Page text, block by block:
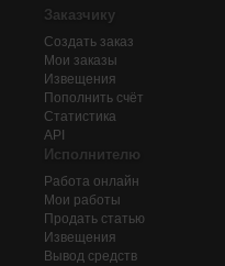
Заказчику
Создать заказ
Мои заказы
Извещения
Пополнить счёт
Статистика
API
Исполнителю
Работа онлайн
Мои работы
Продать статью
Извещения
Вывод средств